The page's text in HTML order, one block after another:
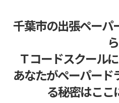
中古車購入の注意
れを完全解説【…
2026/04/30
5/3,4,5,6,7は電話
2026/06/26
【保存版】ペーパ
｜教習所と出張…
千葉市の出張ペーパ
ら
Ｔコードスクール
あなたがペーパード
る秘密はここ